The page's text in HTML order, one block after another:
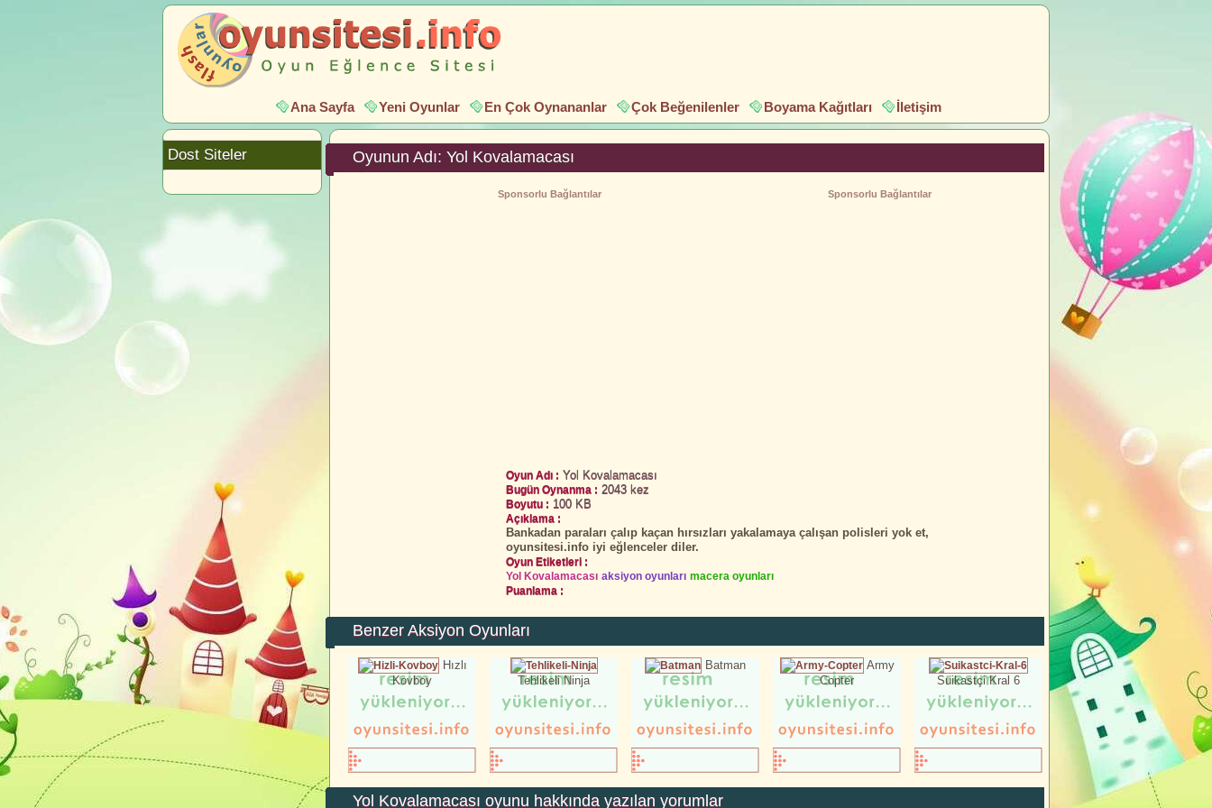
Ana Sayfa Yeni Oyunlar En Çok Oynananlar Çok Beğenilenler Boyama Kağıtları İletişim
Oyunun Adı: Yol Kovalamacası
Sponsorlu Bağlantılar
Sponsorlu Bağlantılar
Oyun Adı : Yol Kovalamacası
Bugün Oynanma : 2043 kez
Boyutu : 100 KB
Açıklama :
Bankadan paraları çalıp kaçan hırsızları yakalamaya çalışan polisleri yok et,
oyunsitesi.info iyi eğlenceler diler.
Oyun Etiketleri :
Yol Kovalamacası aksiyon oyunları macera oyunları
Puanlama :
Benzer Aksiyon Oyunları
Hızlı
Kovboy
Tehlikeli Ninja
Batman
Army
Copter
Suikastçi Kral 6
Yol Kovalamacası oyunu hakkında yazılan yorumlar
Dost Siteler